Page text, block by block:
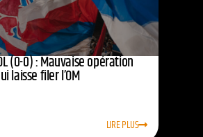
(0-0) : Mauvaise opération
laisse filer l’OM
LIRE PLUS